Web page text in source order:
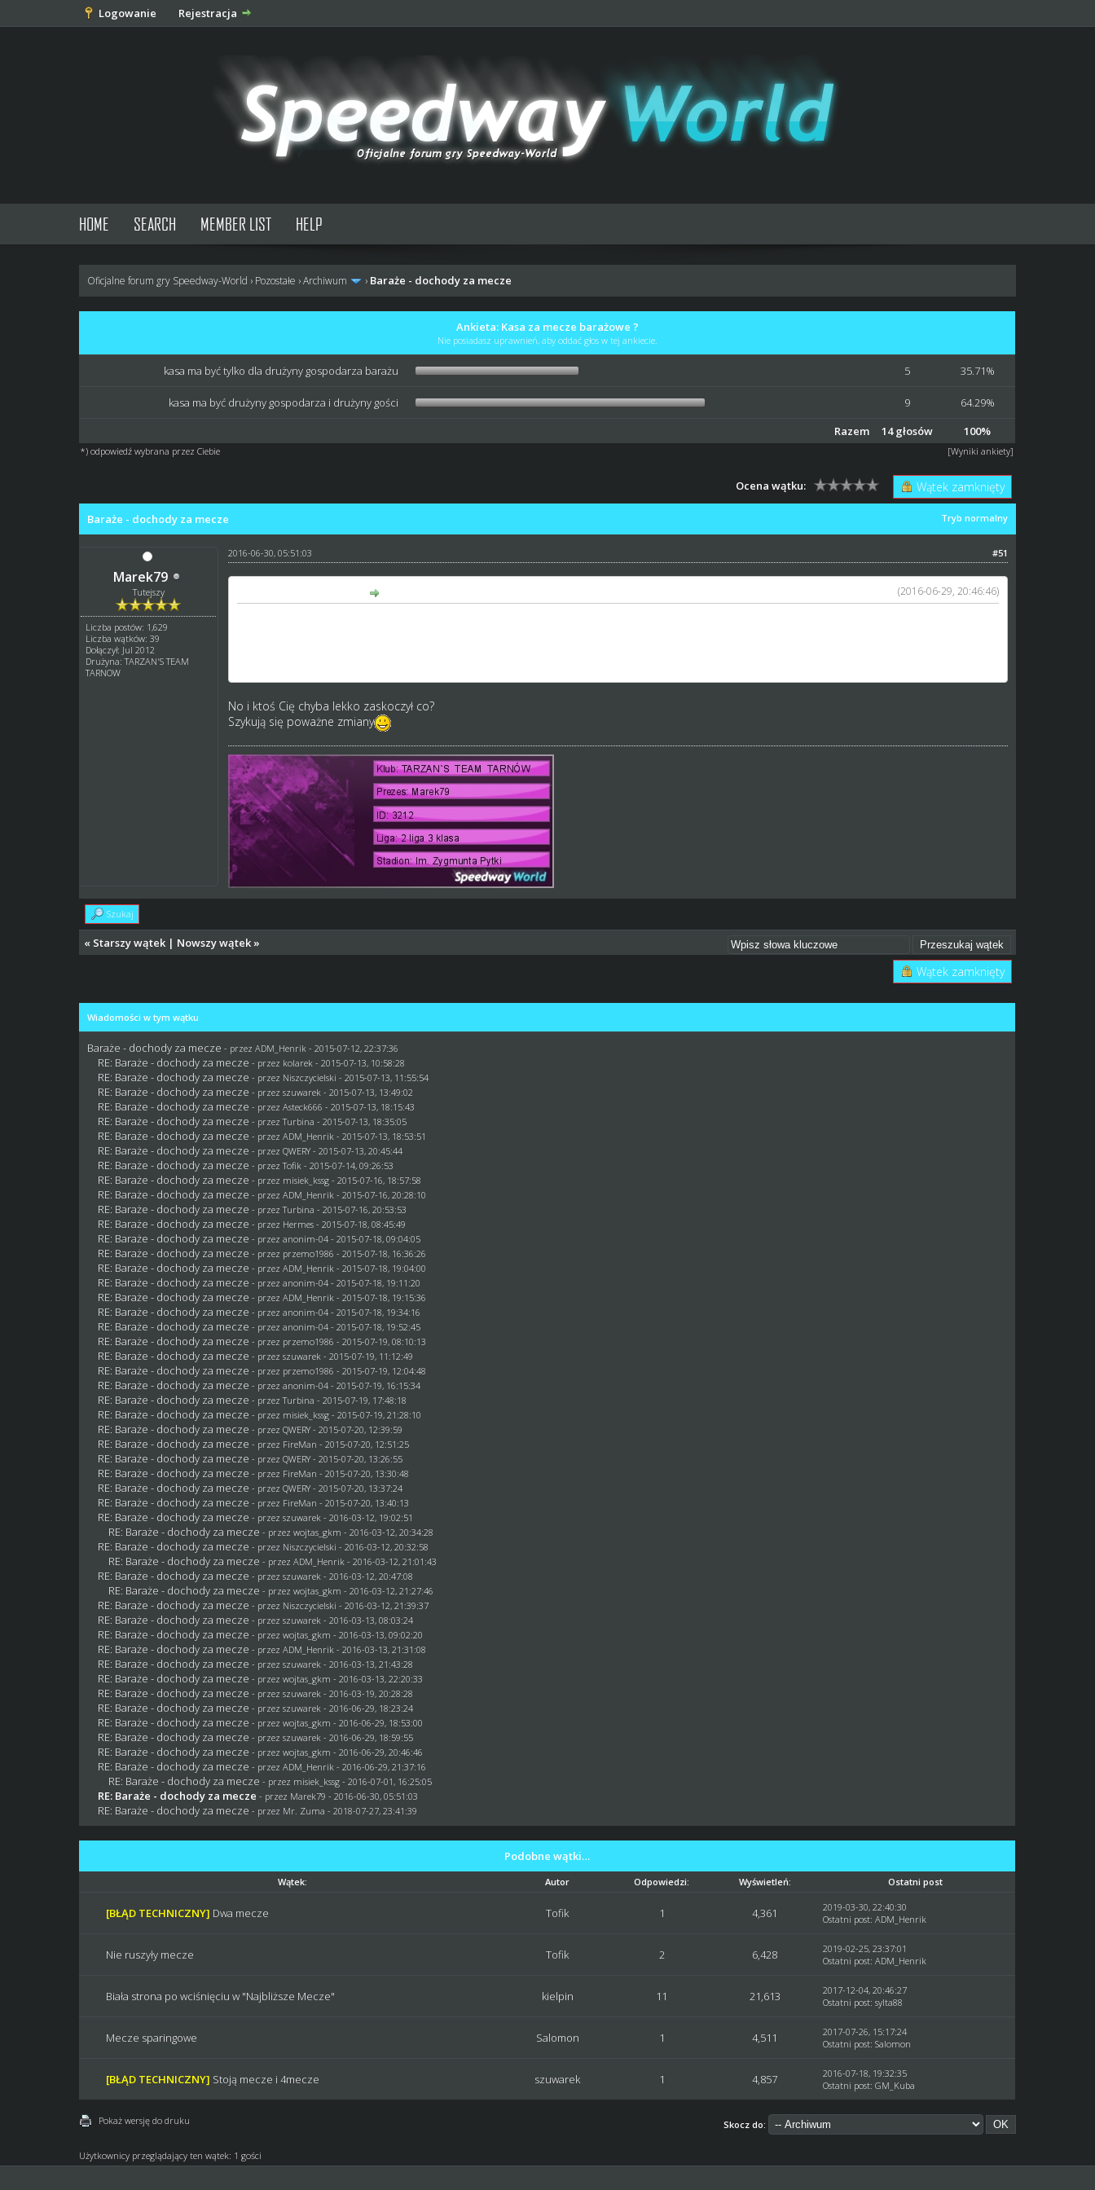
Logowanie Rejestracja
HOME SEARCH MEMBER LIST HELP
Oficjalne forum gry Speedway-World › Pozostałe ›Archiwum › Baraże - dochody za mecze
Ankieta: Kasa za mecze barażowe ?
Nie posiadasz uprawnień, aby oddać głos w tej ankiecie.
kasa ma być tylko dla drużyny gospodarza barażu 5 35.71%
kasa ma być drużyny gospodarza i drużyny gości 9
64.29%
Razem
14 głosów 100%
*) odpowiedź wybrana przez Ciebie [Wyniki ankiety]
Wątek zamknięty
Ocena wątku:
Tryb normalny
Baraże - dochody za mecze
Marek79
Tutejszy
Liczba postów: 1,629
Liczba wątków: 39
Dołączył: Jul 2012
Drużyna: TARZAN'S TEAM
TARNOW
#51
2016-06-30, 05:51:03
(2016-06-29, 20:46:46)
No i ktoś Cię chyba lekko zaskoczył co?
Szykują się poważne zmiany
Szukaj
« Starszy wątek | Nowszy wątek »
Wątek zamknięty
Wiadomości w tym wątku
Baraże - dochody za mecze - przezADM_Henrik - 2015-07-12, 22:37:36
RE: Baraże - dochody za mecze - przez kolarek - 2015-07-13, 10:58:28
RE: Baraże - dochody za mecze - przez Niszczycielski - 2015-07-13, 11:55:54
RE: Baraże - dochody za mecze - przezszuwarek - 2015-07-13, 13:49:02
RE: Baraże - dochody za mecze - przezAsteck666 - 2015-07-13, 18:15:43
RE: Baraże - dochody za mecze - przez Turbina - 2015-07-13, 18:35:05
RE: Baraże - dochody za mecze - przezADM_Henrik - 2015-07-13, 18:53:51
RE: Baraże - dochody za mecze - przezQWERY- 2015-07-13, 20:45:44
RE: Baraże - dochody za mecze - przezTofik - 2015-07-14, 09:26:53
RE: Baraże - dochody za mecze - przez misiek_kssg - 2015-07-16, 18:57:58
RE: Baraże - dochody za mecze - przezADM_Henrik - 2015-07-16, 20:28:10
RE: Baraże - dochody za mecze - przez Turbina - 2015-07-16, 20:53:53
RE: Baraże - dochody za mecze - przez Hermes - 2015-07-18, 08:45:49
RE: Baraże - dochody za mecze - przezanonim-04 - 2015-07-18, 09:04:05
RE: Baraże - dochody za mecze - przez przemo1986 - 2015-07-18, 16:36:26
RE: Baraże - dochody za mecze - przezADM_Henrik - 2015-07-18, 19:04:00
RE: Baraże - dochody za mecze - przezanonim-04 - 2015-07-18, 19:11:20
RE: Baraże - dochody za mecze - przezADM_Henrik - 2015-07-18, 19:15:36
RE: Baraże - dochody za mecze - przezanonim-04 - 2015-07-18, 19:34:16
RE: Baraże - dochody za mecze - przezanonim-04 - 2015-07-18, 19:52:45
RE: Baraże - dochody za mecze - przez przemo1986 - 2015-07-19, 08:10:13
RE: Baraże - dochody za mecze - przezszuwarek - 2015-07-19, 11:12:49
RE: Baraże - dochody za mecze - przez przemo1986 - 2015-07-19, 12:04:48
RE: Baraże - dochody za mecze - przezanonim-04 - 2015-07-19, 16:15:34
RE: Baraże - dochody za mecze - przez Turbina - 2015-07-19, 17:48:18
RE: Baraże - dochody za mecze - przez misiek_kssg - 2015-07-19, 21:28:10
RE: Baraże - dochody za mecze - przezQWERY- 2015-07-20, 12:39:59
RE: Baraże - dochody za mecze - przez FireMan - 2015-07-20, 12:51:25
RE: Baraże - dochody za mecze - przezQWERY- 2015-07-20, 13:26:55
RE: Baraże - dochody za mecze - przez FireMan - 2015-07-20, 13:30:48
RE: Baraże - dochody za mecze - przezQWERY- 2015-07-20, 13:37:24
RE: Baraże - dochody za mecze - przez FireMan - 2015-07-20, 13:40:13
RE: Baraże - dochody za mecze - przezszuwarek - 2016-03-12, 19:02:51
RE: Baraże - dochody za mecze - przezwojtas_gkm - 2016-03-12, 20:34:28
RE: Baraże - dochody za mecze - przez Niszczycielski - 2016-03-12, 20:32:58
RE: Baraże - dochody za mecze - przezADM_Henrik - 2016-03-12, 21:01:43
RE: Baraże - dochody za mecze - przezszuwarek - 2016-03-12, 20:47:08
RE: Baraże - dochody za mecze - przezwojtas_gkm - 2016-03-12, 21:27:46
RE: Baraże - dochody za mecze - przez Niszczycielski - 2016-03-12, 21:39:37
RE: Baraże - dochody za mecze - przezszuwarek - 2016-03-13, 08:03:24
RE: Baraże - dochody za mecze - przezwojtas_gkm - 2016-03-13, 09:02:20
RE: Baraże - dochody za mecze - przezADM_Henrik - 2016-03-13, 21:31:08
RE: Baraże - dochody za mecze - przezszuwarek - 2016-03-13, 21:43:28
RE: Baraże - dochody za mecze - przezwojtas_gkm - 2016-03-13, 22:20:33
RE: Baraże - dochody za mecze - przezszuwarek - 2016-03-19, 20:28:28
RE: Baraże - dochody za mecze - przezszuwarek - 2016-06-29, 18:23:24
RE: Baraże - dochody za mecze - przezwojtas_gkm - 2016-06-29, 18:53:00
RE: Baraże - dochody za mecze - przezszuwarek - 2016-06-29, 18:59:55
RE: Baraże - dochody za mecze - przezwojtas_gkm - 2016-06-29, 20:46:46
RE: Baraże - dochody za mecze - przezADM_Henrik - 2016-06-29, 21:37:16
RE: Baraże - dochody za mecze - przez misiek_kssg - 2016-07-01, 16:25:05
RE: Baraże - dochody za mecze - przez Marek79 - 2016-06-30, 05:51:03
RE: Baraże - dochody za mecze - przez Mr. Zuma - 2018-07-27, 23:41:39
Podobne wątki…
Wątek: Autor Odpowiedzi: Wyświetleń: Ostatni post
[BŁĄD TECHNICZNY] Dwa mecze Tofik 1 4,361
2019-03-30, 22:40:30
Ostatni post:ADM_Henrik
Nie ruszyły mecze Tofik 2 6,428
2019-02-25, 23:37:01
Ostatni post:ADM_Henrik
Biała strona po wciśnięciu w "Najbliższe Mecze" kielpin 11 21,613
2017-12-04, 20:46:27
Ostatni post:sylta88
Mecze sparingowe Salomon 1 4,511
2017-07-26, 15:17:24
Ostatni post:Salomon
[BŁĄD TECHNICZNY] Stoją mecze i 4mecze szuwarek 1 4,857
2016-07-18, 19:32:35
Ostatni post:GM_Kuba
Pokaż wersję do druku Skocz do:
Użytkownicy przeglądający ten wątek: 1 gości